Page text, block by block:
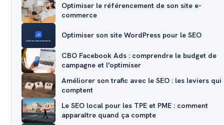
Optimiser le référencement de son site e-
commerce
Optimiser son site WordPress pour le SEO
CBO Facebook Ads : comprendre le budget de
campagne et l'optimiser
Améliorer son trafic avec le SEO : les leviers qui
comptent
Le SEO local pour les TPE et PME : comment
apparaître quand ça compte